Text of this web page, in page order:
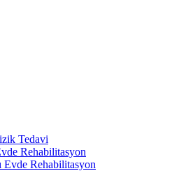
Tedavi
Rehabilitasyon
Evde Rehabilitasyon